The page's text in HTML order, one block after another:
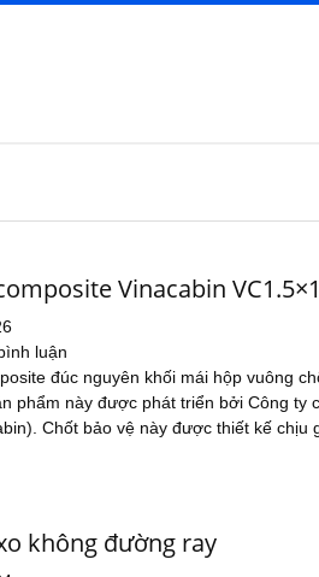
Vinacabin
luận
đúc nguyên khối mái hộp vuông
phẩm này được phát triển bởi Công ty
Chốt bảo vệ này được thiết kế chịu
không đường ray